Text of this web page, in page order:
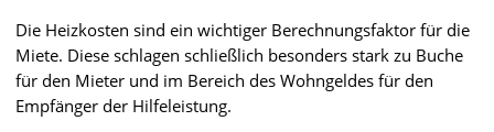
Die Heizkosten sind ein wichtiger Berechnungsfaktor für die
Miete. Diese schlagen schließlich besonders stark zu Buche
für den Mieter und im Bereich des Wohngeldes für den
Empfänger der Hilfeleistung.